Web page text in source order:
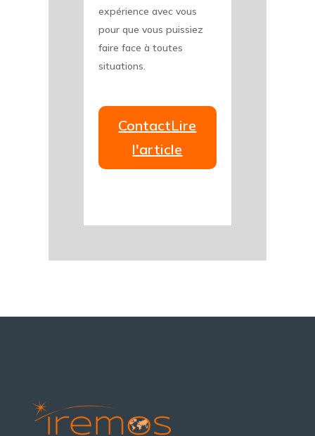
expérience avec vous
pour que vous puissiez
faire face à toutes
situations.
ContactLire
l'article